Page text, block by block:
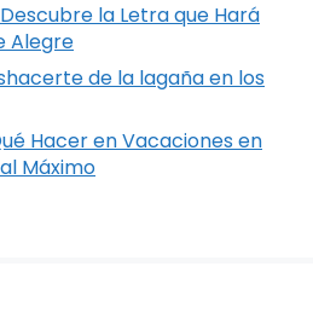
la Letra que Hará
Alegre
de la lagaña en los
Hacer en Vacaciones en
Máximo